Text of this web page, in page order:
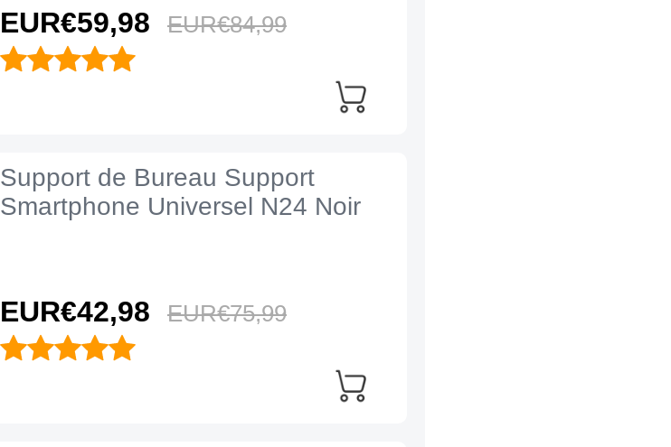
EUR€59,98 EUR€84,99
Support de Bureau Support
Smartphone Universel N24 Noir
EUR€42,98 EUR€75,99